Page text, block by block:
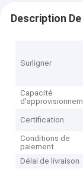
Description
Surligner
Capacité
Certification
Conditions de
paiement
Délai de livraison